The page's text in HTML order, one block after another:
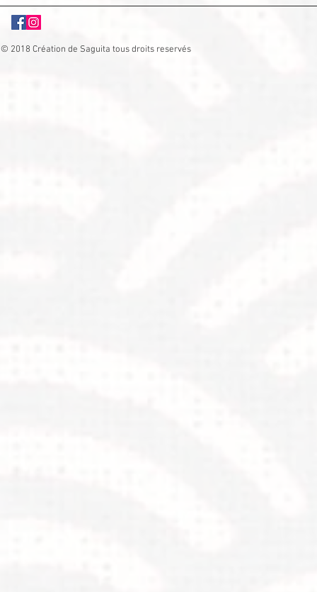
© 2018 Création de Saguita tous droits reservés